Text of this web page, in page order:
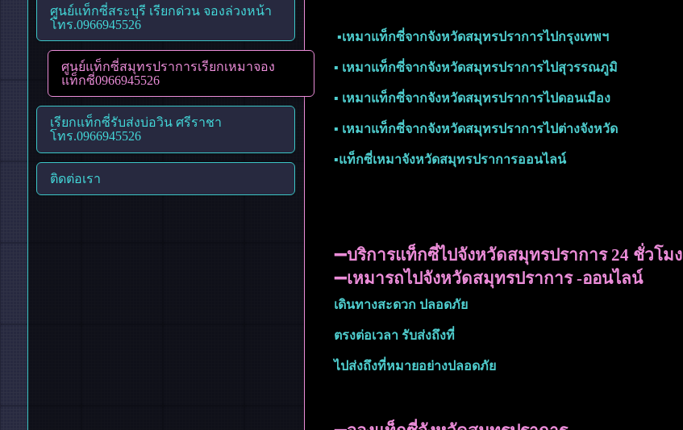
ศูนย์แท็กซี่สระบุรี เรียกด่วน จองล่วงหน้า
โทร.0966945526
ศูนย์แท็กซี่สมุทรปราการเรียกเหมาจอง
แท็กซี่0966945526
เรียกแท็กซี่รับส่งบ่อวิน ศรีราชา
โทร.0966945526
ติดต่อเรา
▪︎เหมาแท็กซี่จากจังหวัดสมุทรปราการไปกรุงเทพฯ
▪︎ เหมาแท็กซี่จากจังหวัดสมุทรปราการไปสุวรรณภูมิ
▪︎ เหมาแท็กซี่จากจังหวัดสมุทรปราการไปดอนเมือง
▪︎ เหมาแท็กซี่จากจังหวัดสมุทรปราการไปต่างจังหวัด
▪︎แท็กซี่เหมาจังหวัดสมุทรปราการออนไลน์
➖บริการแท็กซี่ไปจังหวัดสมุทรปราการ 24 ชั่วโมง
➖เหมารถไปจังหวัดสมุทรปราการ -ออนไลน์
เดินทางสะดวก ปลอดภัย
ตรงต่อเวลา รับส่งถึงที่
ไปส่งถึงที่หมายอย่างปลอดภัย